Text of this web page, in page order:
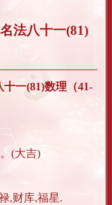
法八十一(81)
一(81)数理（41-
(大吉)
,财库,福星.